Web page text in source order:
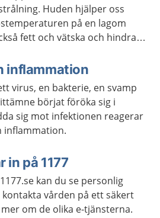
Huden hjälper oss
på en lagom
fett och vätska och hindrar
inflammation
virus, en bakterie, en svamp
börjat föröka sig i
sig mot infektionen reagerar
inflammation.
in på 1177
kan du se personlig
vården på ett säkert
om de olika e-tjänsterna.